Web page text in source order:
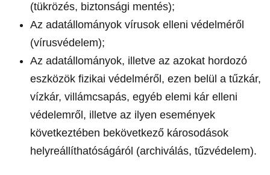
(tükrözés, biztonsági mentés);
Az adatállományok vírusok elleni védelméről
(vírusvédelem);
Az adatállományok, illetve az azokat hordozó
eszközök fizikai védelméről, ezen belül a tűzkár,
vízkár, villámcsapás, egyéb elemi kár elleni
védelemről, illetve az ilyen események
következtében bekövetkező károsodások
helyreállíthatóságáról (archiválás, tűzvédelem).